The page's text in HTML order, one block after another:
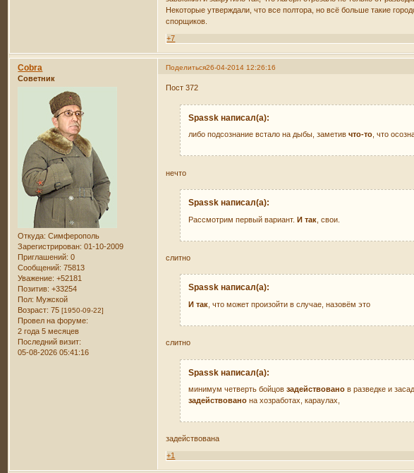
Некоторые утверждали, что все полтора, но всё больше такие
спорщиков.
+7
Поделиться26-04-2014 12:26:16
Cobra
Советник
Откуда: Симферополь
Зарегистрирован: 01-10-2009
Приглашений: 0
Сообщений: 75813
Уважение: +52181
Позитив: +33254
Пол: Мужской
Возраст: 75[1950-09-22]
Провел на форуме:
2 года 5 месяцев
Последний визит:
05-08-2026 05:41:16
Пост 372
Spassk написал(а):
либо подсознание встало на дыбы, заметивчто-то , что
нечто
Spassk написал(а):
Рассмотрим первый вариант.И так , свои.
слитно
Spassk написал(а):
И так , что может произойти в случае, назовём это
слитно
Spassk написал(а):
минимум четверть бойцовзадействовано в разведке и
задействованона хозработах, караулах,
задействована
+1